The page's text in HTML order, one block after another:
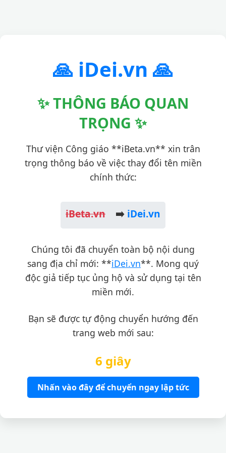
🙏 iDei.vn 🙏
✨ THÔNG BÁO QUAN
TRỌNG ✨
Thư viện Công giáo **iBeta.vn** xin trân
trọng thông báo về việc thay đổi tên miền
chính thức:
iBeta.vn ➡️ iDei.vn
Chúng tôi đã chuyển toàn bộ nội dung
sang địa chỉ mới: **iDei.vn**. Mong quý
độc giả tiếp tục ủng hộ và sử dụng tại tên
miền mới.
Bạn sẽ được tự động chuyển hướng đến
trang web mới sau:
6 giây
Nhấn vào đây để chuyển ngay lập tức